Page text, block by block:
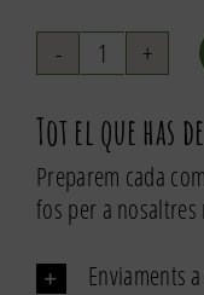
quantitat
Granola
de
fruits
vermells
ecològica
Tot el que has
Preparem cada
fos per a nosaltres
Enviaments